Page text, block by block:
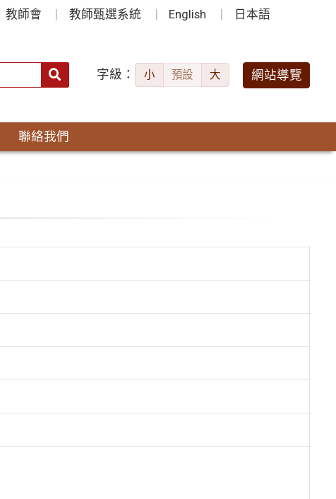
教師會 教師甄選系統 English 日本語
字級： 小 預設 大 網站導覽
聯絡我們